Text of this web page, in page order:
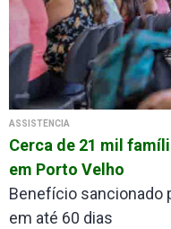
ASSISTÊNCIA
Cerca de 21 mil
em Porto Velho
Benefício sancionado
em até 60 dias